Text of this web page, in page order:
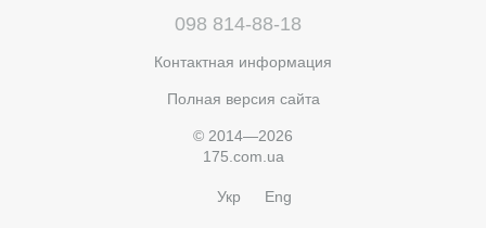
098 814-88-18
Контактная информация
Полная версия сайта
© 2014—2026
175.com.ua
Укр Eng